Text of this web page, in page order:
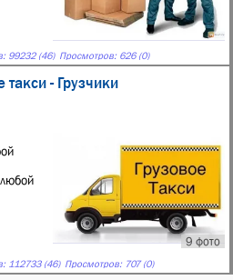
99232 (46) Просмотров: 626 (0)
такси - Грузчики
9 фото
112733 (46) Просмотров: 707 (0)